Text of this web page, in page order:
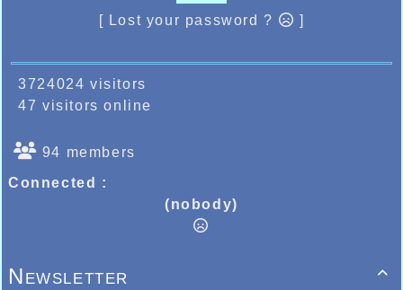
[ Lost your password ? ]
3724024 visitors
47 visitors online
94 members
Connected :
(nobody)

Newsletter